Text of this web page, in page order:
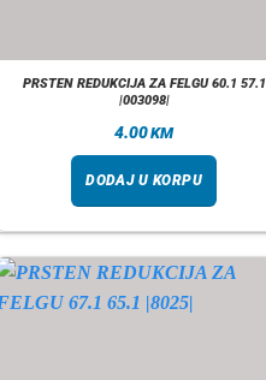
PRSTEN REDUKCIJA ZA FELGU 60.1 57.1
|003098|
4.00KM
DODAJ U KORPU